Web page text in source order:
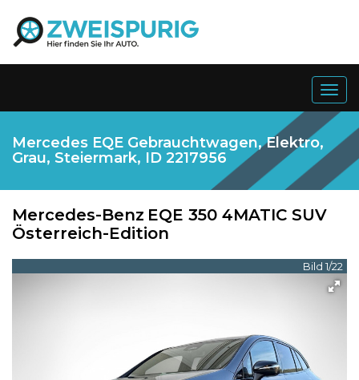
Mercedes EQE Gebrauchtwagen, Elektro,
Grau, Steiermark, ID 2217956
Mercedes-Benz EQE 350 4MATIC SUV
Österreich-Edition
Bild 1/22